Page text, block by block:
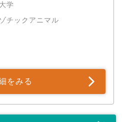
学
チックアニマル
をみる